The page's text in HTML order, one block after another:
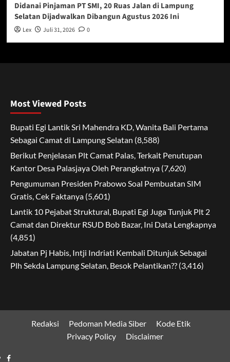
Didanai Pinjaman PT SMI, 20 Ruas Jalan di Lampung
Selatan Dijadwalkan Dibangun Agustus 2026 Ini
Lex Juli 31, 2026 0
Most Viewed Posts
Bupati Egi Lantik Sri Mahendra KD, Wanita Bali Pertama
Sebagai Camat di Lampung Selatan (8,588)
Berikut Penjelasan Plt Camat Palas, Terkait Penutupan
Kantor Desa Palasjaya Oleh Perangkatnya (7,620)
Pengumuman Presiden Prabowo Soal Pembuatan SIM
Gratis, Cek Faktanya (5,601)
Lantik 10 Pejabat Struktural, Bupati Egi Juga Tunjuk Plt 2
Camat dan Direktur RSUD Bob Bazar, Ini Data Lengkapnya
(4,851)
Jabatan Pj Habis, Intji Indriati Kembali Ditunjuk Sebagai
Plh Sekda Lampung Selatan, Besok Pelantikan?? (3,416)
Redaksi Pedoman Media Siber
Kode Etik
Privacy Policy
Disclaimer
Facebook